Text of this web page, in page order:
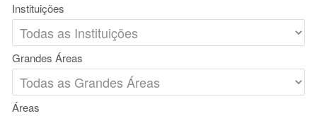
Instituições
Grandes Áreas
Áreas